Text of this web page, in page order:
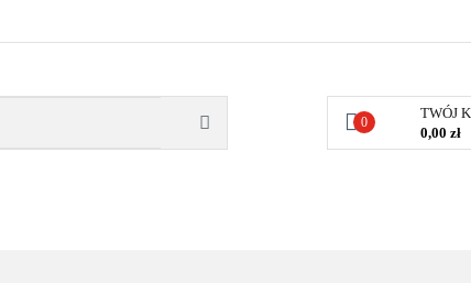
0
TWÓJ
0,00 zł